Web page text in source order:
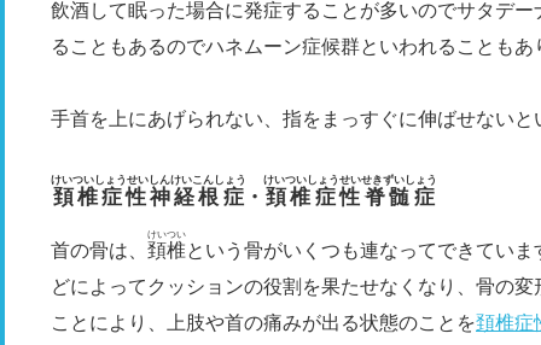
飲酒して眠った場合に発症することが多いのでサタデ
ることもあるのでハネムーン症候群といわれることもあ
手首を上にあげられない、指をまっすぐに伸ばせない
頚椎症性神経根症
けいついしょうせいしんけいこんしょう
・ 頚椎症性脊髄症
けいついしょうせいせきずいしょう
首の骨は、 頚椎
けいつい
という骨がいくつも連なってできてい
どによってクッションの役割を果たせなくなり、骨の
ことにより、上肢や首の痛みが出る状態のことを頚椎症